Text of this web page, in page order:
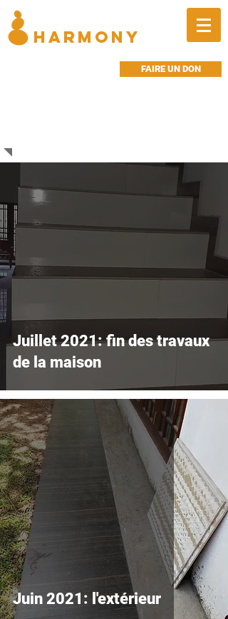
HARMONY
FAIRE UN DON
Juillet 2021: fin des travaux
de la maison
Juin 2021: l'extérieur